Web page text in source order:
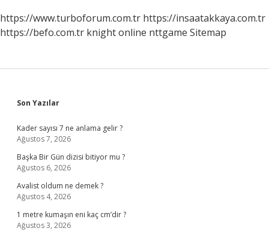
https://www.turboforum.com.tr https://insaatakkaya.com.tr
https://befo.com.tr knight online nttgame Sitemap
Sidebar
Son Yazılar
Kader sayısı 7 ne anlama gelir ?
Ağustos 7, 2026
Başka Bir Gün dizisi bitiyor mu ?
Ağustos 6, 2026
Avalist oldum ne demek ?
Ağustos 4, 2026
1 metre kumaşın eni kaç cm’dir ?
Ağustos 3, 2026